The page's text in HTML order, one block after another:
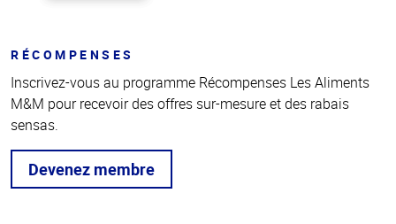
RÉCOMPENSES
Inscrivez-vous au programme Récompenses Les Aliments
M&M pour recevoir des offres sur-mesure et des rabais
sensas.
Devenez membre